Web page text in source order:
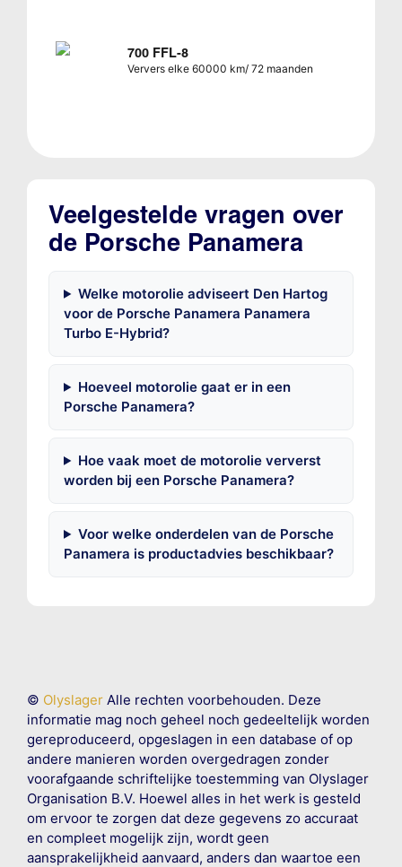
700 FFL-8
Ververs elke 60000 km/ 72 maanden
Veelgestelde vragen over
de Porsche Panamera
Welke motorolie adviseert Den Hartog
voor de Porsche Panamera Panamera
Turbo E-Hybrid?
Hoeveel motorolie gaat er in een
Porsche Panamera?
Hoe vaak moet de motorolie ververst
worden bij een Porsche Panamera?
Voor welke onderdelen van de Porsche
Panamera is productadvies beschikbaar?
© OlyslagerAlle rechten voorbehouden. Deze
informatie mag noch geheel noch gedeeltelijk worden
gereproduceerd, opgeslagen in een database of op
andere manieren worden overgedragen zonder
voorafgaande schriftelijke toestemming van Olyslager
Organisation B.V. Hoewel alles in het werk is gesteld
om ervoor te zorgen dat deze gegevens zo accuraat
en compleet mogelijk zijn, wordt geen
aansprakelijkheid aanvaard, anders dan waartoe een